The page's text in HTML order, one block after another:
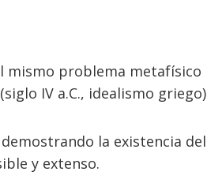
mismo problema metafísico
IV a.C., idealismo griego)
la existencia del
y extenso.